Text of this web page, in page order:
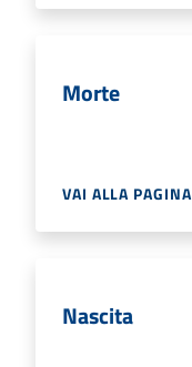
Morte
VAI ALLA PAGINA
Nascita